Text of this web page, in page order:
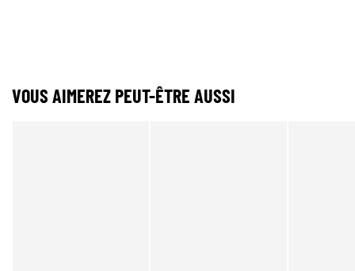
VOUS AIMEREZ PEUT-ÊTRE AUSSI